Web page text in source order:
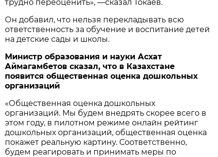
трудно переоценить», —сказал Токаев.
Он добавил, что нельзя перекладывать всю
ответственность за обучение и воспитание детей
на детские сады и школы.
Министр образования и науки Асхат
Аймагамбетов сказал, что в Казахстане
появится общественная оценка дошкольных
организаций
«Общественная оценка дошкольных
организаций. Мы будем внедрять скорее всего в
этом году, в пилотном режиме онлайн рейтинг
дошкольных организаций, общественная оценка
покажет реальную картину. Соответственно,
будем реагировать и принимать меры по